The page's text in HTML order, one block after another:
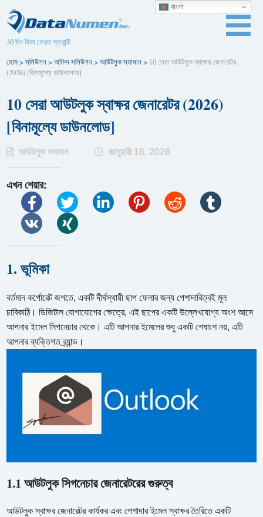
30 দিন টাকা ফেরত গ্যারান্টি
হোম>সলিউশন>অফিস সলিউশন>আউটলুক সমাধান> 10 সেরা আউটলুক স্বাক্ষর জেনারেটর
(2026) [বিনামূল্যে ডাউনলোড]
10 সেরা আউটলুক স্বাক্ষর জেনারেটর (2026)
[বিনামূল্যে ডাউনলোড]
আউটলুক সমাধান জানুয়ারী 16, 2026
এখন শেয়ার:
1. ভূমিকা
বর্তমান কর্পোরেট জগতে, একটি দীর্ঘস্থায়ী ছাপ ফেলার জন্য পেশাদারিত্বই মূল
চাবিকাঠি। ডিজিটাল যোগাযোগের ক্ষেত্রে, এই ছাপের একটি উল্লেখযোগ্য অংশ আসে
আপনার ইমেল সিগনেচার থেকে। এটি আপনার ইমেলের শুধু একটি শেষাংশ নয়, এটি
আপনার ব্যক্তিগত ব্র্যান্ড।
1.1 আউটলুক সিগনেচার জেনারেটরের গুরুত্ব
আউটলুক স্বাক্ষর জেনারেটর কার্যকর এবং পেশাদার ইমেল স্বাক্ষর তৈরিতে একটি
বাংলা